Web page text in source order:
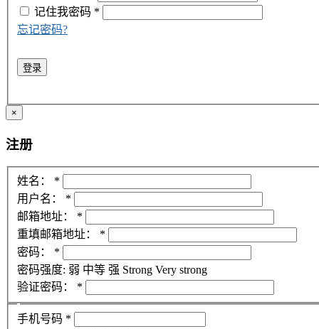
密码 *
记住我
忘记密码?
登录
×
注册
姓名：
*
用户名：
*
邮箱地址：
*
重填邮箱地址：
*
密码：
*
密码强度: 弱 中等 强 Strong Very strong
验证密码：
*
手机号码 *